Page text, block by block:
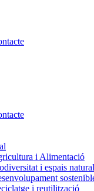
i Alimentació
i espais
i reutilització